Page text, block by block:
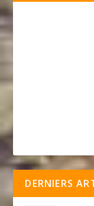
DERNIERS